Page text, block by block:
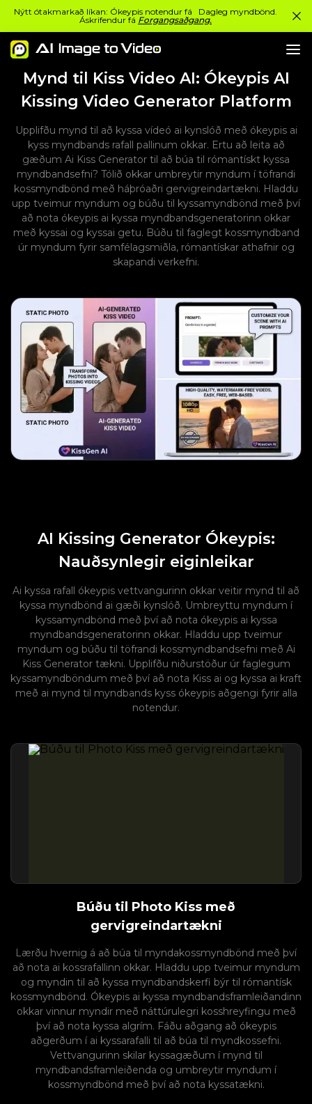
Nýtt ótakmarkað líkan: Ókeypis notendur fá Dagleg myndbönd.
Áskrifendur fá Forgangsaðgang.
Mynd til Kiss Video AI: Ókeypis AI
Kissing Video Generator Platform
Upplifðu mynd til að kyssa vídeó ai kynslóð með ókeypis ai
kyss myndbands rafall pallinum okkar. Ertu að leita að
gæðum Ai Kiss Generator til að búa til rómantískt kyssa
myndbandsefni? Tólið okkar umbreytir myndum í töfrandi
kossmyndbönd með háþróaðri gervigreindartækni. Hladdu
upp tveimur myndum og búðu til kyssamyndbönd með því
að nota ókeypis ai kyssa myndbandsgeneratorinn okkar
með kyssai og kyssai getu. Búðu til faglegt kossmyndband
úr myndum fyrir samfélagsmiðla, rómantískar athafnir og
skapandi verkefni.
AI Kissing Generator Ókeypis:
Nauðsynlegir eiginleikar
Ai kyssa rafall ókeypis vettvangurinn okkar veitir mynd til að
kyssa myndbönd ai gæði kynslóð. Umbreyttu myndum í
kyssamyndbönd með því að nota ókeypis ai kyssa
myndbandsgeneratorinn okkar. Hladdu upp tveimur
myndum og búðu til töfrandi kossmyndbandsefni með Ai
Kiss Generator tækni. Upplifðu niðurstöður úr faglegum
kyssamyndböndum með því að nota Kiss ai og kyssa ai kraft
með ai mynd til myndbands kyss ókeypis aðgengi fyrir alla
notendur.
Búðu til Photo Kiss með
gervigreindartækni
Lærðu hvernig á að búa til myndakossmyndbönd með því
að nota ai kossrafallinn okkar. Hladdu upp tveimur myndum
og myndin til að kyssa myndbandskerfi býr til rómantísk
kossmyndbönd. Ókeypis ai kyssa myndbandsframleiðandinn
okkar vinnur myndir með náttúrulegri kosshreyfingu með
því að nota kyssa algrím. Fáðu aðgang að ókeypis
aðgerðum í ai kyssarafalli til að búa til myndkossefni.
Vettvangurinn skilar kyssagæðum í mynd til
myndbandsframleiðenda og umbreytir myndum í
kossmyndbönd með því að nota kyssatækni.